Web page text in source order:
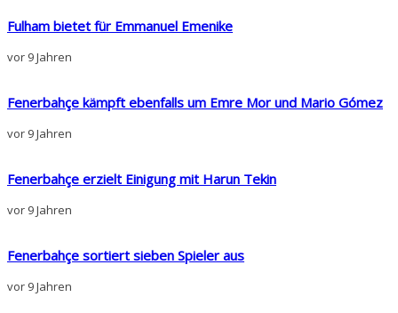
Fulham bietet für Emmanuel Emenike
vor 9 Jahren
Fenerbahçe kämpft ebenfalls um Emre Mor und Mario Gómez
vor 9 Jahren
Fenerbahçe erzielt Einigung mit Harun Tekin
vor 9 Jahren
Fenerbahçe sortiert sieben Spieler aus
vor 9 Jahren